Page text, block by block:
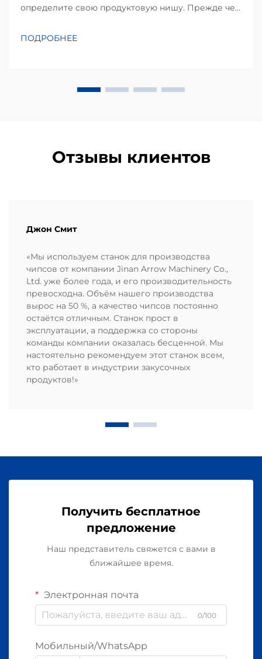
определите свою продуктовую нишу. Прежде чем
предпочтений местных потребителей.
ПОДРОБНЕЕ
Отзывы клиентов
Джон Смит
«Мы используем станок для производства
чипсов от компании Jinan Arrow Machinery Co.,
Ltd. уже более года, и его производительность
превосходна. Объём нашего производства
вырос на 50 %, а качество чипсов постоянно
остаётся отличным. Станок прост в
эксплуатации, а поддержка со стороны
команды компании оказалась бесценной. Мы
настоятельно рекомендуем этот станок всем,
кто работает в индустрии закусочных
продуктов!»
Получить бесплатное
предложение
Наш представитель свяжется с вами в
ближайшее время.
Электронная почта
0/100
Мобильный/WhatsApp